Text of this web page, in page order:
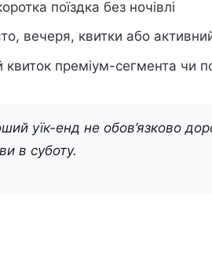
поїздка без ночівлі
вечеря, квитки або
преміум-сегмента чи
уїк-енд не обов’язково
в суботу.